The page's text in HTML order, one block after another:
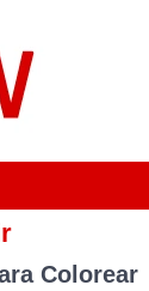
Colorear